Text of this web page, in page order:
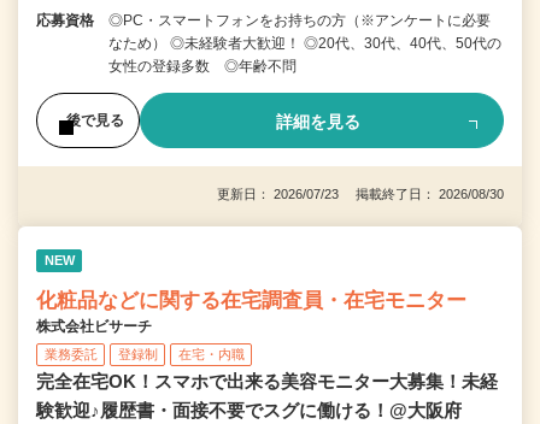
応募資格
◎PC・スマートフォンをお持ちの方（※アンケートに必要
なため） ◎未経験者大歓迎！ ◎20代、30代、40代、50代の
女性の登録多数 ◎年齢不問
後で見る 詳細を見る
更新日： 2026/07/23 掲載終了日： 2026/08/30
NEW
化粧品などに関する在宅調査員・在宅モニター
株式会社ビサーチ
業務委託 登録制 在宅・内職
完全在宅OK！スマホで出来る美容モニター大募集！未経
験歓迎♪履歴書・面接不要でスグに働ける！@大阪府